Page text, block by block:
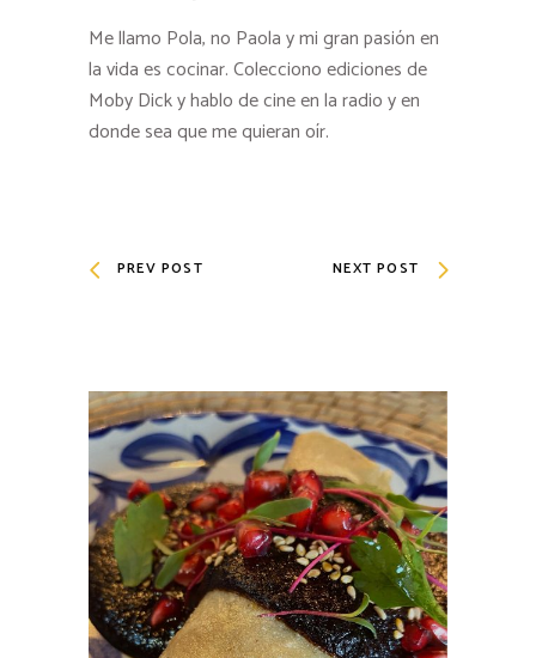
Me llamo Pola, no Paola y mi gran pasión en
la vida es cocinar. Colecciono ediciones de
Moby Dick y hablo de cine en la radio y en
donde sea que me quieran oír.
PREV POST NEXT POST